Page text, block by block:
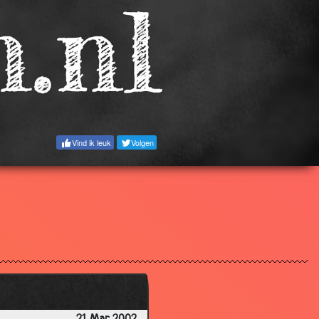
Vind ik leuk Volgen
3.26
2.99
3.68
3.58
3.39
3.39